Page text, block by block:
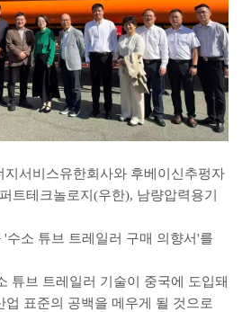
지서비스유한회사와 후베이신추펑자
트테크놀로지(우한), 남량압력용기
수소 튜브 트레일러 구매 의향서'를
튜브 트레일러 기술이 중국에 도입돼
업 표준의 공백을 메우게 될 것으로